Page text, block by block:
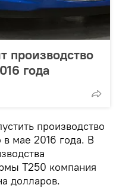
производство
года
производство
мае 2016 года. В
T250 компания
долларов.